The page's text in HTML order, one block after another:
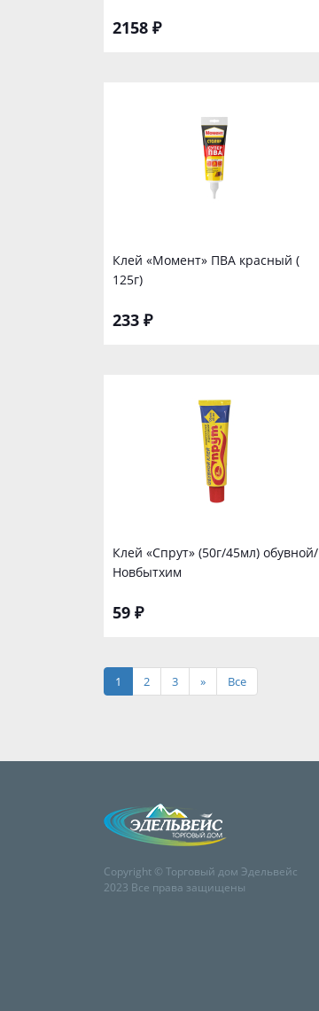
2158 ₽
Клей «Момент» ПВА красный (
125г)
233 ₽
Клей «Спрут» (50г/45мл) обувной/
Новбытхим
59 ₽
1 2 3 » Все
Copyright © Торговый дом Эдельвейс
2023 Все права защищены